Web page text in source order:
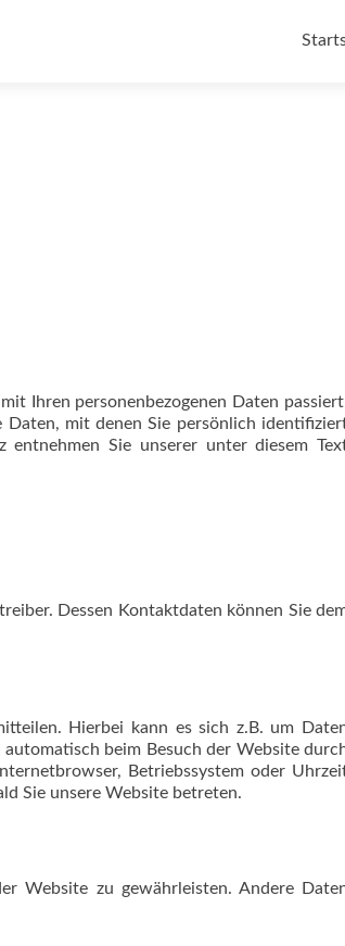
Inhalt
Ihren personenbezogenen Daten
Daten, mit denen Sie persönlich
entnehmen Sie unserer unter diesem
Dessen Kontaktdaten können Sie
Hierbei kann es sich z.B. um
beim Besuch der Website
Betriebssystem oder
Sie unsere Website betreten.
Website zu gewährleisten. Andere